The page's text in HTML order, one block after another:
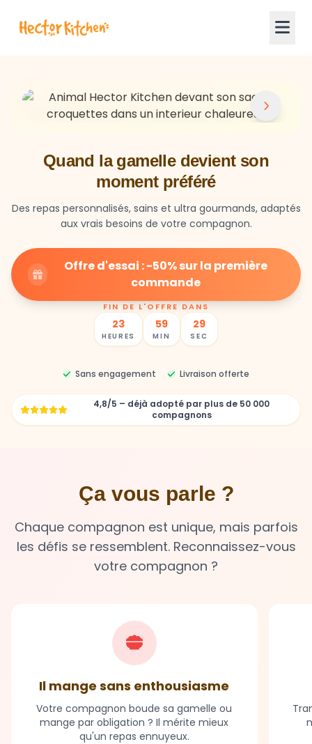
Quand la gamelle devient son
moment préféré
Des repas personnalisés, sains et ultra gourmands, adaptés
aux vrais besoins de votre compagnon.
Offre d'essai : -50% sur la première
commande
FIN DE L'OFFRE DANS
23
HEURES
59
MIN
28
SEC
Sans engagement Livraison offerte
4,8/5 – déjà adopté par plus de 50 000
compagnons
Ça vous parle ?
Chaque compagnon est unique, mais parfois
les défis se ressemblent. Reconnaissez-vous
votre compagnon ?
Il mange sans enthousiasme
Votre compagnon boude sa gamelle ou
mange par obligation ? Il mérite mieux
qu'un repas ennuyeux.